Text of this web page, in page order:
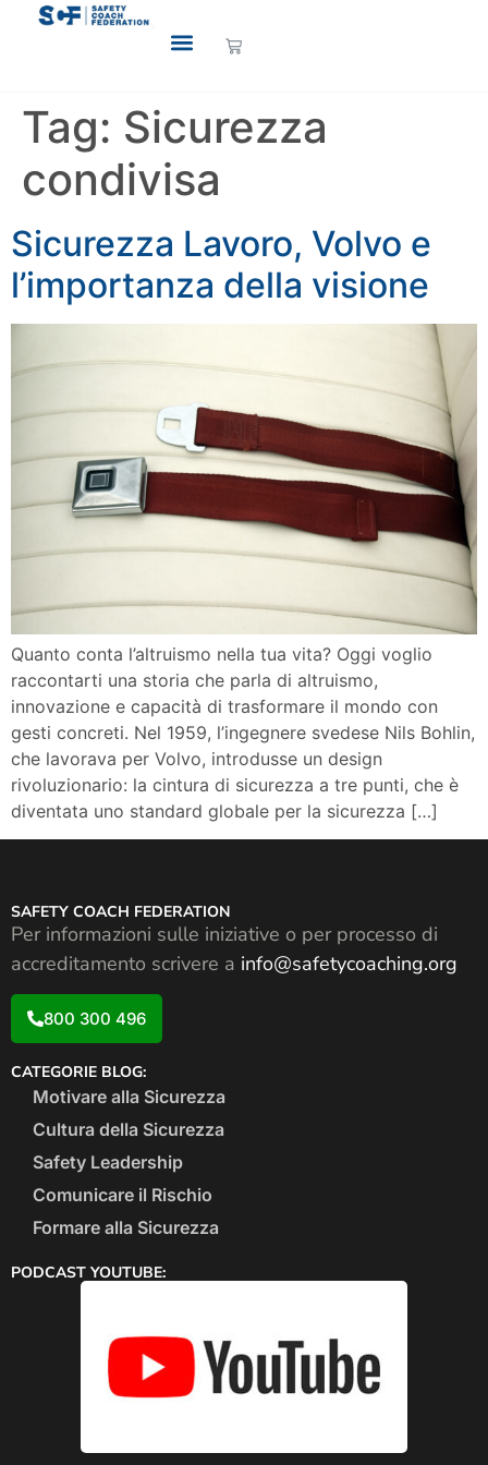
Tag: Sicurezza
condivisa
Sicurezza Lavoro, Volvo e
l’importanza della visione
Quanto conta l’altruismo nella tua vita? Oggi voglio
raccontarti una storia che parla di altruismo,
innovazione e capacità di trasformare il mondo con
gesti concreti. Nel 1959, l’ingegnere svedese Nils Bohlin,
che lavorava per Volvo, introdusse un design
rivoluzionario: la cintura di sicurezza a tre punti, che è
diventata uno standard globale per la sicurezza […]
SAFETY COACH FEDERATION
Per informazioni sulle iniziative o per processo di
accreditamento scrivere a info@safetycoaching.org
800 300 496
CATEGORIE BLOG:
Motivare alla Sicurezza
Cultura della Sicurezza
Safety Leadership
Comunicare il Rischio
Formare alla Sicurezza
PODCAST YOUTUBE: